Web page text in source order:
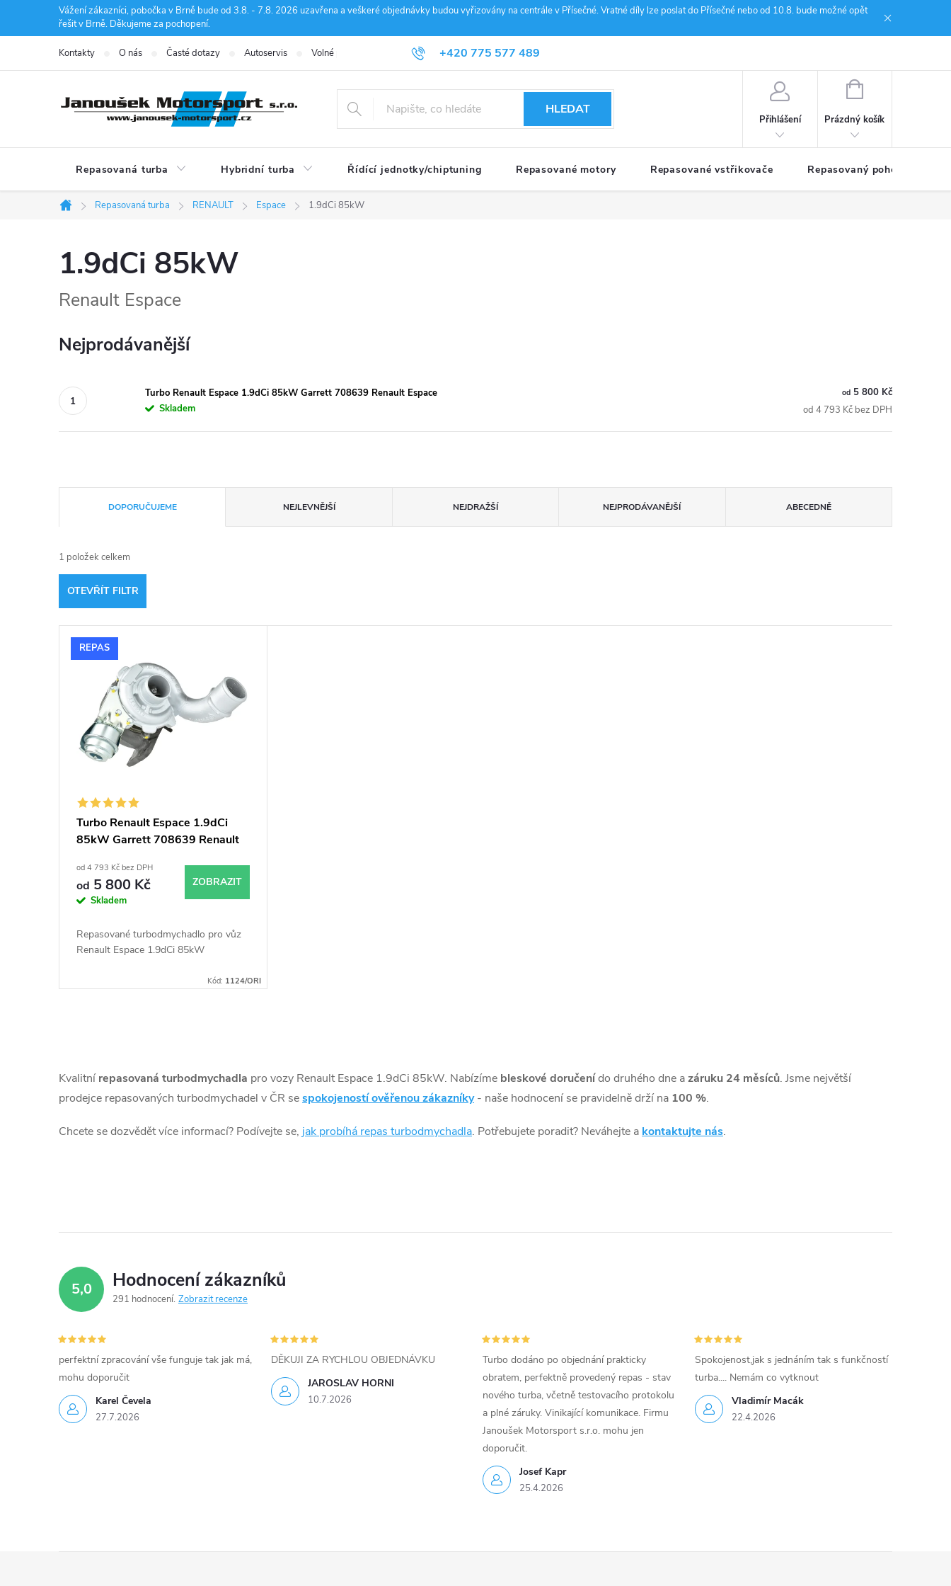
Vážení zákazníci, pobočka v Brně bude od 3.8. - 7.8. 2026 uzavřena a veškeré objednávky budou vyřizovány na centrále v Přísečné. Vratné díly lze poslat do Přísečné nebo od 10.8. bude možné opět
řešit v Brně. Děkujeme za pochopení.
+420 775 577 489
info@janousek-motorsport.cz
Kontakty O nás Časté dotazy Autoservis Volné pozice Obchodní podmínky Reklamace
HLEDAT
Přihlášení
NÁKUPNÍ
Prázdný košík
Repasovaná turba Hybridní turba Řídící jednotky/chiptuning Repasované motory Repasované vstřikovače Repasovaný pohon TDM
Domů
Repasovaná turba RENAULT Espace 1.9dCi 85kW
1.9dCi 85kW
Renault Espace
Nejprodávanější
Turbo Renault Espace 1.9dCi 85kW Garrett 708639 Renault Espace
Skladem
od 5 800 Kč
od 4 793 Kč bez DPH
a
z
e
n
DOPORUČUJEME NEJLEVNĚJŠÍ NEJDRAŽŠÍ NEJPRODÁVANĚJŠÍ ABECEDNĚ
1 položek celkem
OTEVŘÍT FILTR
V
k
ů
REPAS
Turbo Renault Espace 1.9dCi
85kW Garrett 708639 Renault
od 4 793 Kč bez DPH
od 5 800 Kč
Skladem
ZOBRAZIT
Repasované turbodmychadlo pro vůz
Renault Espace 1.9dCi 85kW
Kód: 1124/ORI
v
l
á
í
p
r
k
y
v
u
Kvalitní repasovaná turbodmychadla pro vozy Renault Espace 1.9dCi 85kW. Nabízíme bleskové doručenído druhého dne azáruku 24 měsíců. Jsme největší
prodejce repasovaných turbodmychadel v ČR sespokojeností ověřenou zákazníky - naše hodnocení se pravidelně drží na 100 %.
Chcete se dozvědět více informací? Podívejte se, jak probíhá repas turbodmychadla. Potřebujete poradit? Neváhejte a kontaktujte nás.
5,0 Hodnocení zákazníků
291 hodnocení Zobrazit recenze
Karel Čevela
27.7.2026
perfektní zpracování vše funguje tak jak má,
mohu doporučit
JAROSLAV HORNI
10.7.2026
DĚKUJI ZA RYCHLOU OBJEDNÁVKU
Josef Kapr
25.4.2026
Turbo dodáno po objednání prakticky
obratem, perfektně provedený repas - stav
nového turba, včetně testovacího protokolu
a plné záruky. Vinikající komunikace. Firmu
Janoušek Motorsport s.r.o. mohu jen
doporučit.
Vladimír Macák
22.4.2026
Spokojenost,jak s jednáním tak s funkčností
turba.... Nemám co vytknout